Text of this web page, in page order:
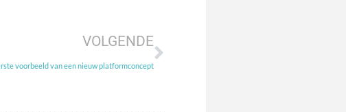
VOLGENDE
voorbeeld van een nieuw platformconcept